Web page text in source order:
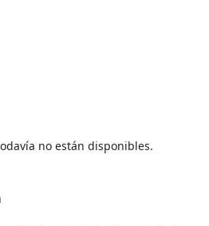
no están disponibles.